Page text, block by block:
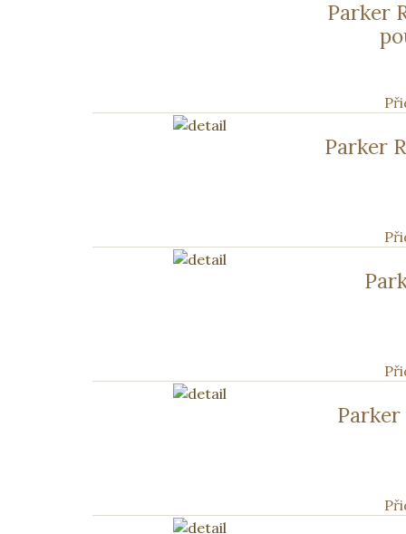
Parker
Parker
Parker